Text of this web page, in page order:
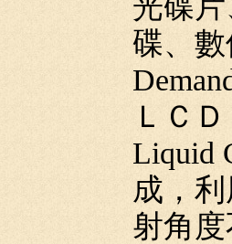
光碟
碟、數
ＬＣ
Liquid
成，
射角